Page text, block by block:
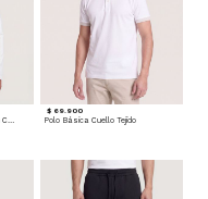
Camiseta Manga Larga con Cuello Henley
$ 69.900
Polo Básica Cuello Tejido